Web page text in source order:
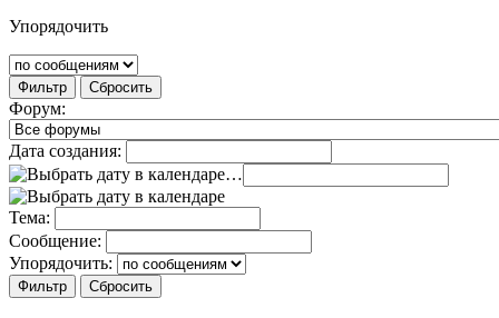
Упорядочить
Фильтр Сбросить
Форум:
Дата создания:
…
Тема:
Сообщение:
Упорядочить: